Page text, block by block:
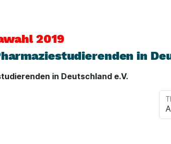
2019
in
in Deutschland e.V.